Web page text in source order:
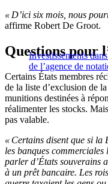
« D’ici six mois, nous
affirme Robert De Groot.
Investissements
de l’agence de
Questions pour
Certains États membres
de la liste d’exclusion de
munitions destinées à
réalimenter les stocks.
pas valable.
« Certains disent que si la
les banques
parler d’États souverains
à un prêt bancaire. Les